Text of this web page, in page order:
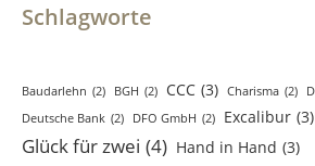
Schlagworte
Baudarlehn (2) BGH (2) CCC (3) Charisma (2)
Deutsche Bank (2) DFO GmbH (2) Excalibur (3)
Glück für zwei (4) Hand in Hand (3)